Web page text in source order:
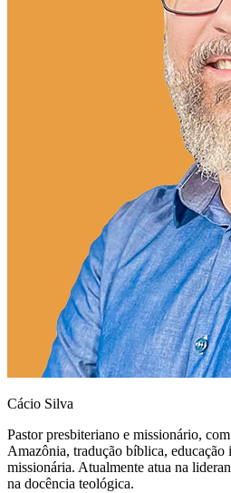
Cácio Silva
Pastor presbiteriano e missionário,
Amazônia, tradução bíblica, educação
missionária. Atualmente atua na
na docência teológica.